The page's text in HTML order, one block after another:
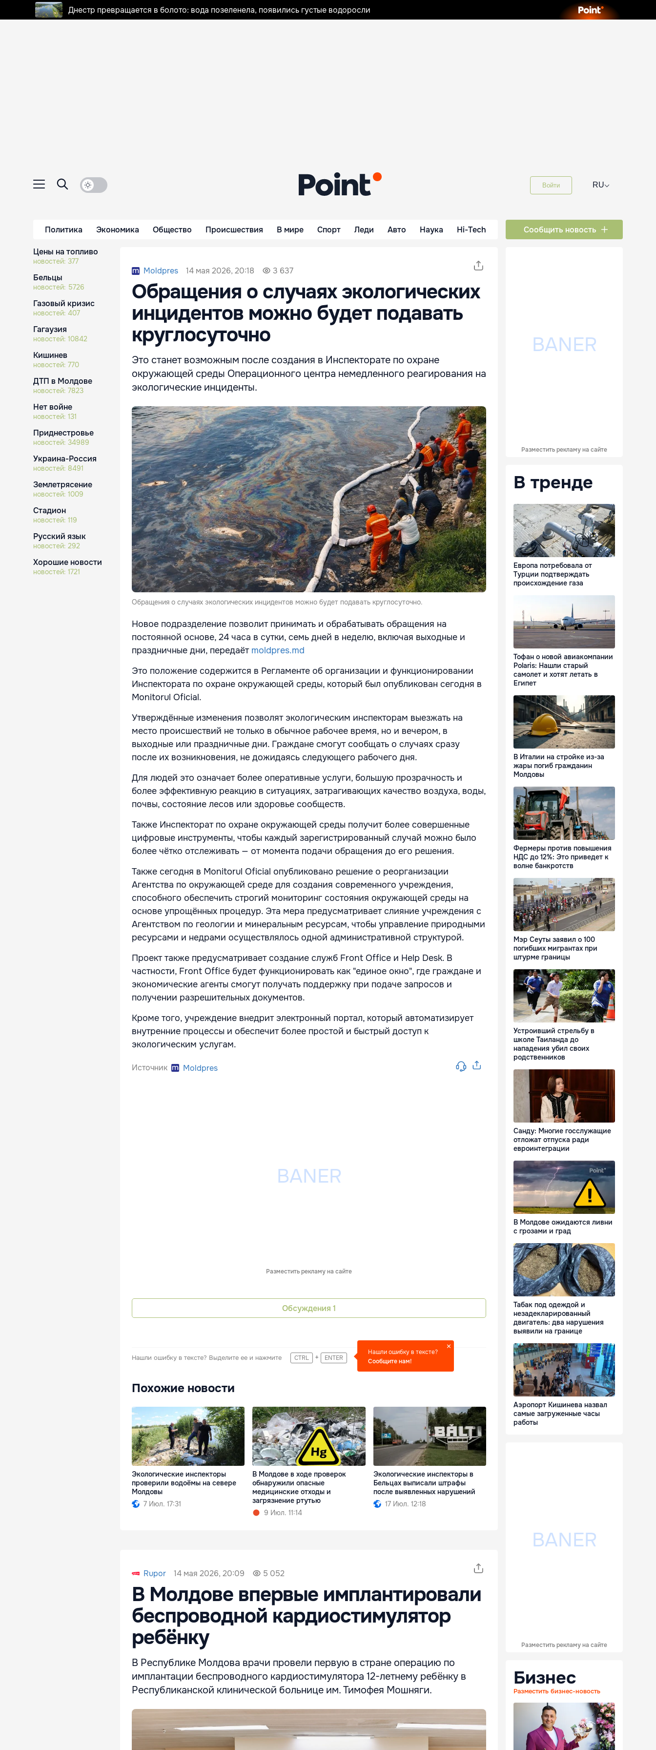
Днестр превращается в болото: вода позеленела, появились густые водоросли
Войти RU⌵
Политика Экономика Общество Происшествия В мире Спорт Леди Авто Наука Hi-Tech Сообщить новость
Цены на топливо
новостей: 377
Бельцы
новостей: 5726
Газовый кризис
новостей: 407
Гагаузия
новостей: 10842
Кишинев
новостей: 770
ДТП в Молдове
новостей: 7823
Нет войне
новостей: 131
Приднестровье
новостей: 34989
Украина-Россия
новостей: 8491
Землетрясение
новостей: 1009
Стадион
новостей: 119
Русский язык
новостей: 292
Хорошие новости
новостей: 1721
Moldpres 14 мая 2026, 20:18 3 637
Обращения о случаях экологических
инцидентов можно будет подавать
круглосуточно
Это станет возможным после создания в Инспекторате по охране
окружающей среды Операционного центра немедленного реагирования на
экологические инциденты.
Обращения о случаях экологических инцидентов можно будет подавать круглосуточно.
Новое подразделение позволит принимать и обрабатывать обращения на
постоянной основе, 24 часа в сутки, семь дней в неделю, включая выходные и
праздничные дни, передаёт moldpres.md
Это положение содержится в Регламенте об организации и функционировании
Инспектората по охране окружающей среды, который был опубликован сегодня в
Monitorul Oficial.
Утверждённые изменения позволят экологическим инспекторам выезжать на
место происшествий не только в обычное рабочее время, но и вечером, в
выходные или праздничные дни. Граждане смогут сообщать о случаях сразу
после их возникновения, не дожидаясь следующего рабочего дня.
Для людей это означает более оперативные услуги, большую прозрачность и
более эффективную реакцию в ситуациях, затрагивающих качество воздуха, воды,
почвы, состояние лесов или здоровье сообществ.
Также Инспекторат по охране окружающей среды получит более совершенные
цифровые инструменты, чтобы каждый зарегистрированный случай можно было
более чётко отслеживать — от момента подачи обращения до его решения.
Также сегодня в Monitorul Oficial опубликовано решение о реорганизации
Агентства по окружающей среде для создания современного учреждения,
способного обеспечить строгий мониторинг состояния окружающей среды на
основе упрощённых процедур. Эта мера предусматривает слияние учреждения с
Агентством по геологии и минеральным ресурсам, чтобы управление природными
ресурсами и недрами осуществлялось одной административной структурой.
Проект также предусматривает создание служб Front Office и Help Desk. В
частности, Front Office будет функционировать как "единое окно", где граждане и
экономические агенты смогут получать поддержку при подаче запросов и
получении разрешительных документов.
Кроме того, учреждение внедрит электронный портал, который автоматизирует
внутренние процессы и обеспечит более простой и быстрый доступ к
экологическим услугам.
Источник Moldpres
Разместить рекламу на сайте
Обсуждения 1
Нашли ошибку в тексте? Выделите ее и нажмите CTRL + ENTER
Нашли ошибку в тексте?
Сообщите нам!
Похожие новости
Экологические инспекторы
проверили водоёмы на севере
Молдовы
7 Июл. 17:31
В Молдове в ходе проверок
обнаружили опасные
медицинские отходы и
загрязнение ртутью
9 Июл. 11:14
Экологические инспекторы в
Бельцах выписали штрафы
после выявленных нарушений
17 Июл. 12:18
Rupor 14 мая 2026, 20:09 5 052
В Молдове впервые имплантировали
беспроводной кардиостимулятор
ребёнку
В Республике Молдова врачи провели первую в стране операцию по
имплантации беспроводного кардиостимулятора 12-летнему ребёнку в
Республиканской клинической больнице им. Тимофея Мошняги.
Разместить рекламу на сайте
В тренде
Европа потребовала от
Турции подтверждать
происхождение газа
Тофан о новой авиакомпании
Polaris: Нашли старый
самолет и хотят летать в
Египет
В Италии на стройке из-за
жары погиб гражданин
Молдовы
Фермеры против повышения
НДС до 12%: Это приведет к
волне банкротств
Мэр Сеуты заявил о 100
погибших мигрантах при
штурме границы
Устроивший стрельбу в
школе Таиланда до
нападения убил своих
родственников
Санду: Многие госслужащие
отложат отпуска ради
евроинтеграции
В Молдове ожидаются ливни
с грозами и град
Табак под одеждой и
незадекларированный
двигатель: два нарушения
выявили на границе
Аэропорт Кишинева назвал
самые загруженные часы
работы
Разместить рекламу на сайте
Бизнес
Разместить бизнес-новость